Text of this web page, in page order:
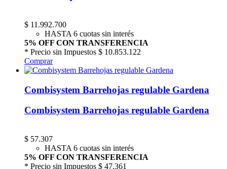
$ 11.992.700
HASTA 6 cuotas sin interés
5% OFF CON TRANSFERENCIA
* Precio sin Impuestos $ 10.853.122
Comprar
Combisystem Barrehojas regulable Gardena
Combisystem Barrehojas regulable Gardena
$ 57.307
HASTA 6 cuotas sin interés
5% OFF CON TRANSFERENCIA
* Precio sin Impuestos $ 47.361